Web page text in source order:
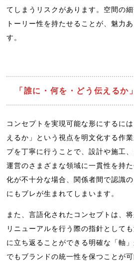
てしまうリスクがあります。空間の
トーリー性を持たせることが、魅力
す。
「誰に・何を・どう伝えるか
コンセプトを実現可能な形にするに
えるか」という視点を明文化する作
プを丁寧に行うことで、設計や施工
運営のさまざまな領域に一貫性を持
化が不十分な場合、関係者間で認識
にもブレが生まれてしまいます。
また、言語化されたコンセプトは、
リニューアルを行う際の指針として
に立ち返ることができる明確な「軸
でもブランドの統一性を保つことが